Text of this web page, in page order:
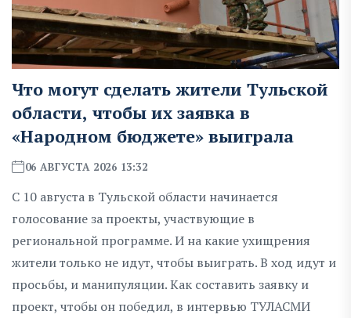
Что могут сделать жители Тульской
области, чтобы их заявка в
«Народном бюджете» выиграла
06 АВГУСТА 2026 13:32
С 10 августа в Тульской области начинается
голосование за проекты, участвующие в
региональной программе. И на какие ухищрения
жители только не идут, чтобы выиграть. В ход идут и
просьбы, и манипуляции. Как составить заявку и
проект, чтобы он победил, в интервью ТУЛАСМИ